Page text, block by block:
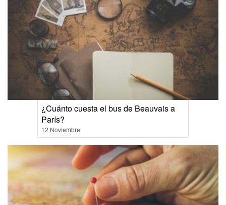
¿Cuánto cuesta el bus de Beauvais a
París?
12 Noviembre